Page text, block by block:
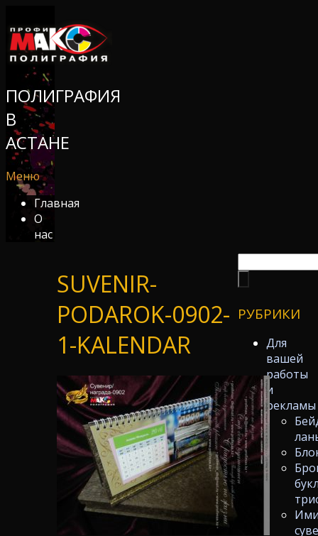
ПОЛИГРАФИЯ
В
АСТАНЕ
Меню
Главная
О
нас
РУБРИКИ
Для
вашей
работы
и
рекламы
SUVENIR-
PODAROK-0902-
1-KALENDAR